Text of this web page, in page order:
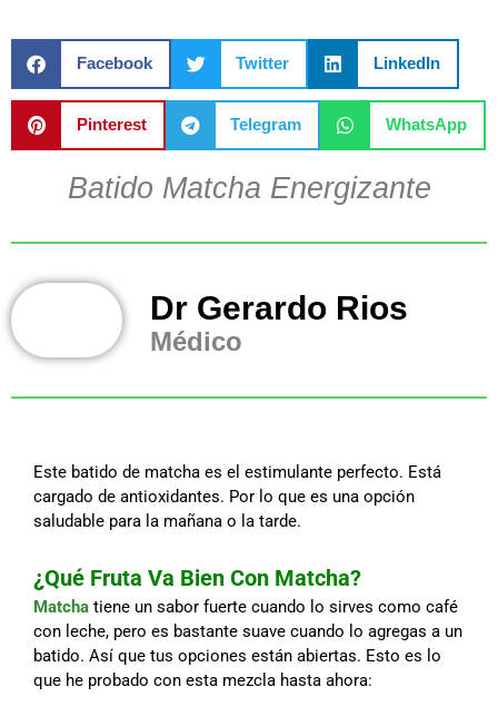
Facebook Twitter LinkedIn
Pinterest Telegram WhatsApp
Batido Matcha Energizante
Dr Gerardo Rios
Médico
Este batido de matcha es el estimulante perfecto. Está
cargado de antioxidantes. Por lo que es una opción
saludable para la mañana o la tarde.
¿Qué Fruta Va Bien Con Matcha?
Matcha tiene un sabor fuerte cuando lo sirves como café
con leche, pero es bastante suave cuando lo agregas a un
batido. Así que tus opciones están abiertas. Esto es lo
que he probado con esta mezcla hasta ahora: